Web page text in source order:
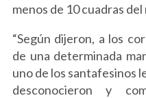
menos de 10 cuadras
“Según dijeron, a los
de una determinada
uno de los santafesinos
desconocieron y